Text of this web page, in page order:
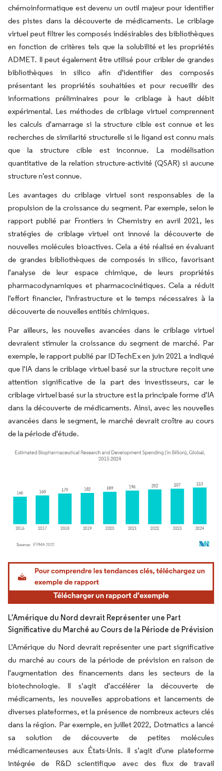
chémoinformatique est devenu un outil majeur pour identifier
des pistes dans la découverte de médicaments. Le criblage
virtuel peut filtrer les composés indésirables des bibliothèques
en fonction de critères tels que la solubilité et les propriétés
ADMET. Il peut également être utilisé pour cribler de grandes
bibliothèques in silico afin d'identifier des composés
présentant les propriétés souhaitées et pour recueillir des
informations préliminaires pour le criblage à haut débit
expérimental. Les méthodes de criblage virtuel comprennent
les calculs d'amarrage si la structure cible est connue et les
recherches de similarité structurelle si le ligand est connu mais
que la structure cible est inconnue. La modélisation
quantitative de la relation structure-activité (QSAR) si aucune
structure n'est connue.
Les avantages du criblage virtuel sont responsables de la
propulsion de la croissance du segment. Par exemple, selon le
rapport publié par Frontiers in Chemistry en avril 2021, les
stratégies de criblage virtuel ont innové la découverte de
nouvelles molécules bioactives. Cela a été réalisé en évaluant
de grandes bibliothèques de composés in silico, favorisant
l'analyse de leur espace chimique, de leurs propriétés
pharmacodynamiques et pharmacocinétiques. Cela a réduit
l'effort financier, l'infrastructure et le temps nécessaires à la
découverte de nouvelles entités chimiques.
Par ailleurs, les nouvelles avancées dans le criblage virtuel
devraient stimuler la croissance du segment de marché. Par
exemple, le rapport publié par IDTechEx en juin 2021 a indiqué
que l'IA dans le criblage virtuel basé sur la structure reçoit une
attention significative de la part des investisseurs, car le
criblage virtuel basé sur la structure est la principale forme d'IA
dans la découverte de médicaments. Ainsi, avec les nouvelles
avancées dans le segment, le marché devrait croître au cours
de la période d'étude.
Image © Mordor Intelligence. La réutilisation nécessite une attribution sous CC BY
L'Amérique du Nord devrait Représenter une Part
Significative du Marché au Cours de la Période de Prévision
L'Amérique du Nord devrait représenter une part significative
du marché au cours de la période de prévision en raison de
l'augmentation des financements dans les secteurs de la
biotechnologie. Il s'agit d'accélérer la découverte de
médicaments, les nouvelles approbations et lancements de
diverses plateformes, et la présence de nombreux acteurs clés
dans la région. Par exemple, en juillet 2022, Dotmatics a lancé
sa solution de découverte de petites molécules
médicamenteuses aux États-Unis. Il s'agit d'une plateforme
intégrée de R&D scientifique avec des flux de travail